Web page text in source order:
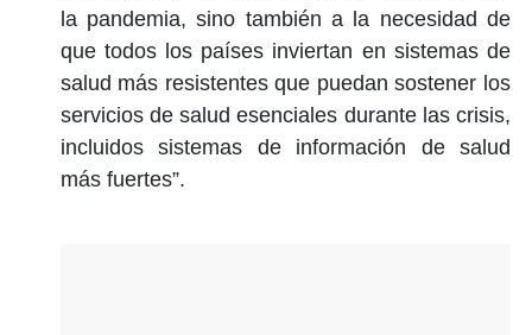
la pandemia, sino también a la necesidad de
que todos los países inviertan en sistemas de
salud más resistentes que puedan sostener los
servicios de salud esenciales durante las crisis,
incluidos sistemas de información de salud
más fuertes”.